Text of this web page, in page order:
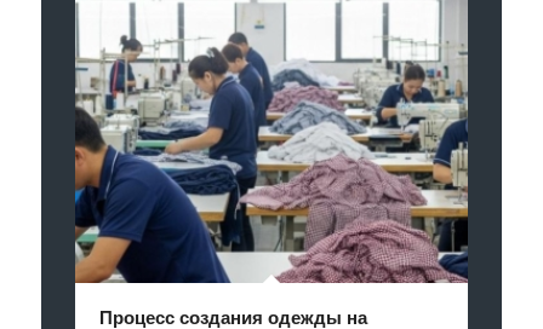
Процесс создания одежды на